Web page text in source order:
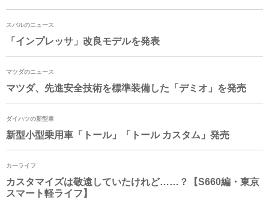
スバルのニュース
「インプレッサ」改良モデルを発表
マツダのニュース
マツダ、先進安全技術を標準装備した「デミオ」を発売
ダイハツの新型車
新型小型乗用車「トール」「トール カスタム」発売
カーライフ
カスタマイズは敬遠していたけれど……？【S660編・東京
スマート軽ライフ】